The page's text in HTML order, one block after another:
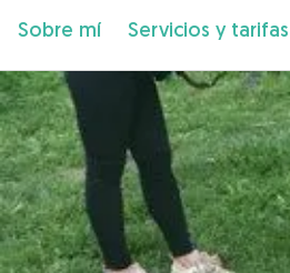
Sobre mí Servicios y tarifas